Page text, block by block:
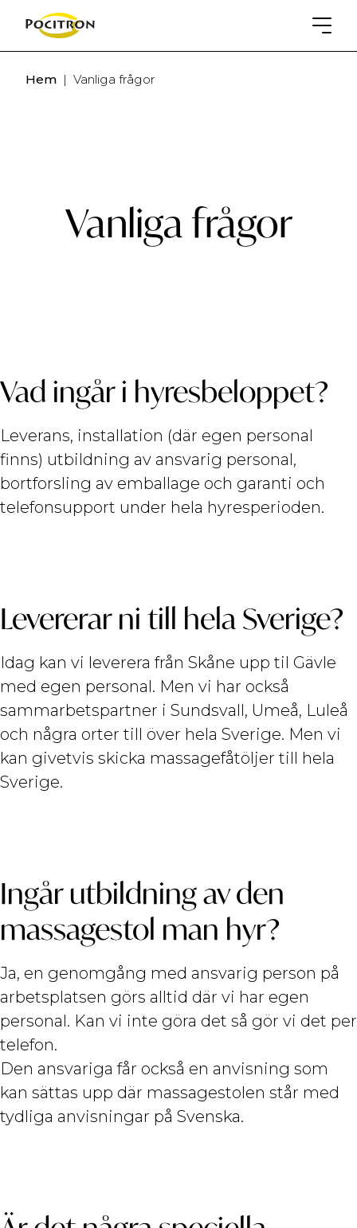
Hem | Vanliga frågor
Vanliga frågor
Vad ingår i hyresbeloppet?
Leverans, installation (där egen personal
finns) utbildning av ansvarig personal,
bortforsling av emballage och garanti och
telefonsupport under hela hyresperioden.
Levererar ni till hela Sverige?
Idag kan vi leverera från Skåne upp til Gävle
med egen personal. Men vi har också
sammarbetspartner i Sundsvall, Umeå, Luleå
och några orter till över hela Sverige. Men vi
kan givetvis skicka massagefåtöljer till hela
Sverige.
Ingår utbildning av den
massagestol man hyr?
Ja, en genomgång med ansvarig person på
arbetsplatsen görs alltid där vi har egen
personal. Kan vi inte göra det så gör vi det per
telefon.
Den ansvariga får också en anvisning som
kan sättas upp där massagestolen står med
tydliga anvisningar på Svenska.